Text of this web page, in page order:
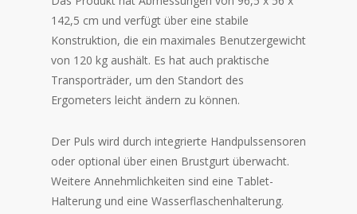
142,5 cm und verfügt über eine stabile
Konstruktion, die ein maximales Benutzergewicht
von 120 kg aushält. Es hat auch praktische
Transporträder, um den Standort des
Ergometers leicht ändern zu können.
Der Puls wird durch integrierte Handpulssensoren
oder optional über einen Brustgurt überwacht.
Weitere Annehmlichkeiten sind eine Tablet-
Halterung und eine Wasserflaschenhalterung.